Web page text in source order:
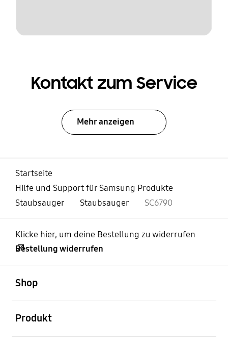
Kontakt zum Service
Mehr anzeigen
Startseite
Hilfe und Support für Samsung Produkte
Staubsauger
Staubsauger SC6790
Klicke hier, um deine Bestellung zu widerrufen
Bestellung widerrufen
Shop
Produkt